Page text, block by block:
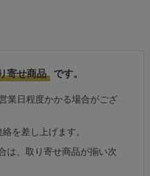
寄せ商品 です。
業日程度かかる場合がござ
を差し上げます。
は、取り寄せ商品が揃い次